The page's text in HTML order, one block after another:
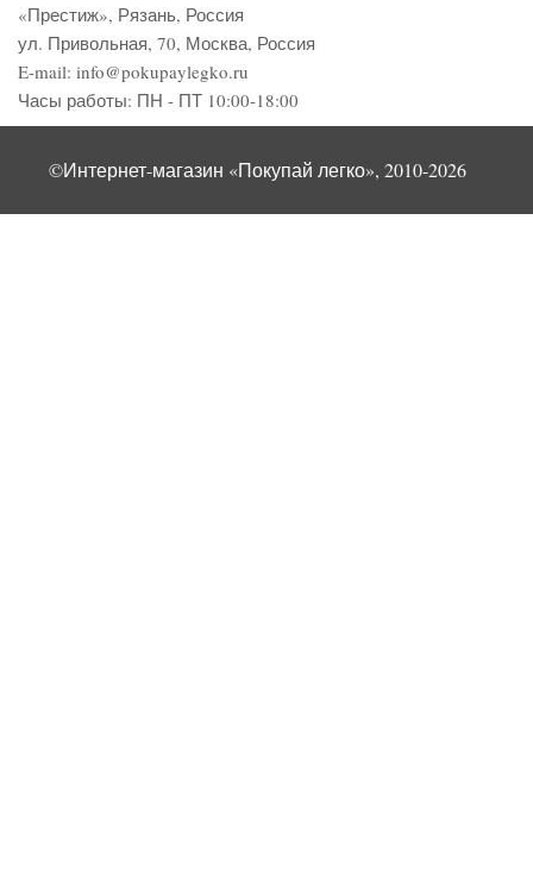
«Престиж», Рязань, Россия
ул. Привольная, 70, Москва, Россия
E-mail: info@pokupaylegko.ru
Часы работы: ПН - ПТ 10:00-18:00
©Интернет-магазин «Покупай легко», 2010-2026